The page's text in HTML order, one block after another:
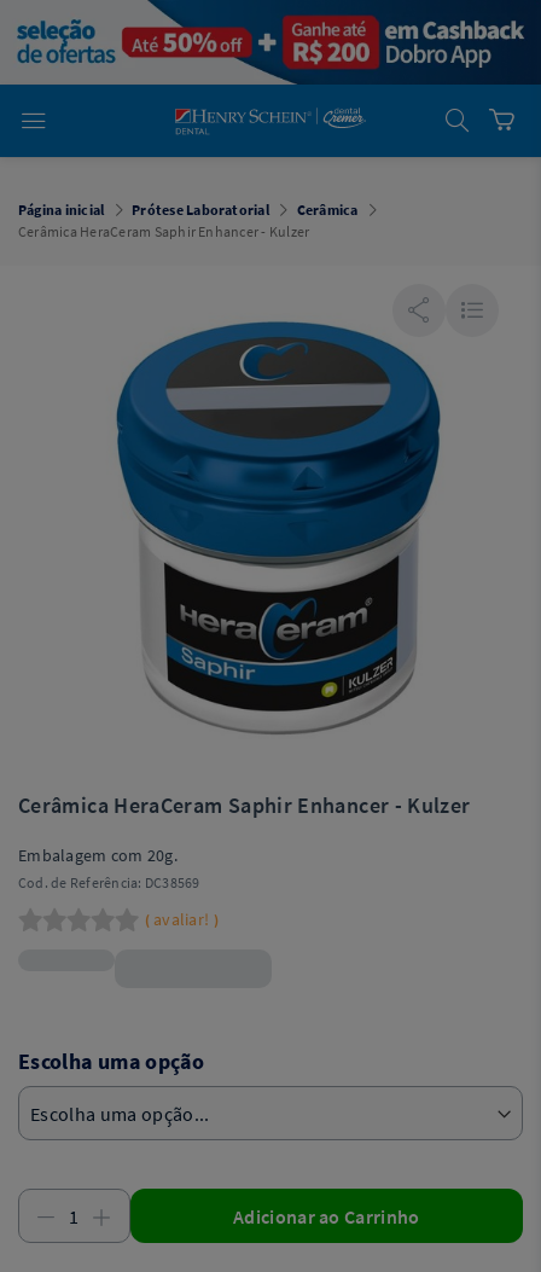
Dental
Cremer -
Henry Schein
Laboratório
Laboratório
Cremer -
Henry Schein
Você está
Dental
Cremer
Simples
Dental
Software
Odontológico
Página inicial Prótese Laboratorial
Cerâmica
Cerâmica HeraCeram Saphir Enhancer - Kulzer
Cerâmica HeraCeram Saphir Enhancer - Kulzer
Embalagem com 20g.
Cod. de Referência: DC38569
( avaliar! )
Escolha uma opção
Adicionar ao Carrinho